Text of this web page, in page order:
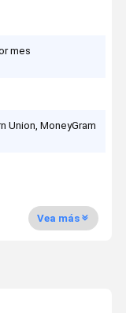
mes
Union, MoneyGram
Vea más